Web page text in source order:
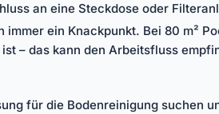
an eine Steckdose oder
ein Knackpunkt. Bei 80 m²
– das kann den Arbeitsfluss
für die Bodenreinigung suchen